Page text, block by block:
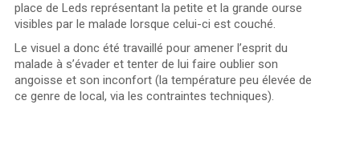
place de Leds représentant la petite et la grande ourse
visibles par le malade lorsque celui-ci est couché.
Le visuel a donc été travaillé pour amener l’esprit du
malade à s’évader et tenter de lui faire oublier son
angoisse et son inconfort (la température peu élevée de
ce genre de local, via les contraintes techniques).